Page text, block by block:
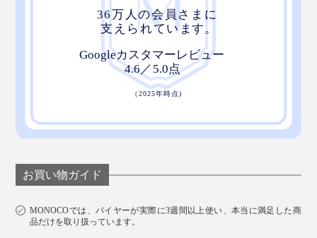
お買い物ガイド
MONOCOでは、バイヤーが実際に3週間以上使い、本当に満足した商
品だけを取り扱っています。